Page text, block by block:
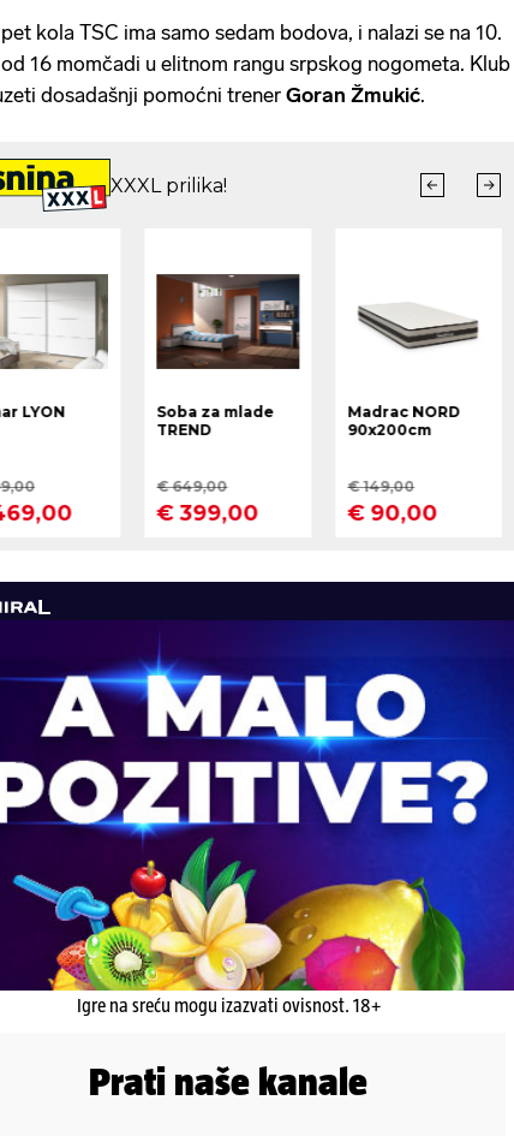
kola TSC ima samo sedam bodova, i nalazi se na 10.
16 momčadi u elitnom rangu srpskog nogometa. Klub
dosadašnji pomoćni trener Goran Žmukić.
Igre na sreću mogu izazvati ovisnost. 18+
Prati naše kanale